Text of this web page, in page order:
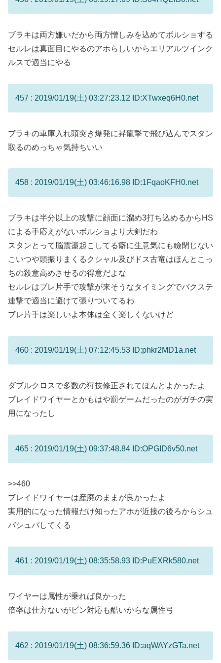
ブラキは両方嫌いだから両方憎しみを込めてボルショする
セルレは真面目にやるのアホらしいからエリアルツインク
ルスで適当にやる
457 : 2019/01/19(土) 03:27:23.12 ID:XTwxeq6H0.net
ブラキの車庫入れ頭突き爆発に昇龍撃で飛び込んでスタン
取るのめっちゃ気持ちいい
458 : 2019/01/19(土) 03:46:16.98 ID:1FqaoKFH0.net
ブラキは半分以上の攻撃に顔面に溜め3打ち込めるからHS
による手応えがないボルショより大剣だわ
スタンとって脳震盪起こしてる癖に生意気にも瞼閉じない
こいつや頭振りまくるクシャル及びドス古竜はほんとこっ
ちの殺意高めさせるの得意だよな
セルレはブレ片手で攻撃が来そうなタイミングでバクステ
連撃で適当に避けて張りついてるわ
ブレ片手は楽しいよ本体は全く楽しくないけど
460 : 2019/01/19(土) 07:12:45.53 ID:phkr2MD1a.net
ダブルクロスで多数の狩技修正されてほんとよかったよ
ブレイドワイヤーとかもはや罰ゲームだったのがガチの実
用になったし
465 : 2019/01/19(土) 09:37:48.84 ID:OPGID6v50.net
>>460
ブレイドワイヤーは産廃のままが良かったよ
実用的になった情報だけ知ったアホが近接の後ろからシュ
バシュバしてくる
461 : 2019/01/19(土) 08:35:58.93 ID:PuEXRk580.net
ワイヤーは属性が乗れば良かった
倍率は仕方ないがビン対応も酷いからな属性弓
462 : 2019/01/19(土) 08:36:59.36 ID:aqWAYzGTa.net